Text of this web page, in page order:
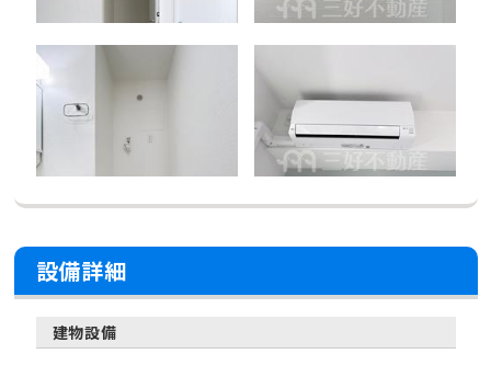
設備詳細
建物設備